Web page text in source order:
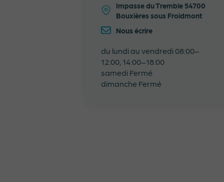
Impasse du Tremble 54700
Bouxières sous Froidmont
Nous écrire
du lundi au vendredi 08:00–
12:00, 14:00–18:00
samedi Fermé
dimanche Fermé